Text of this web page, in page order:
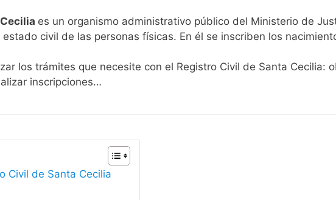
es un organismo administrativo público del Ministerio de
civil de las personas físicas. En él se inscriben los
los trámites que necesite con el Registro Civil de Santa Cecilia:
inscripciones…
Civil de Santa Cecilia